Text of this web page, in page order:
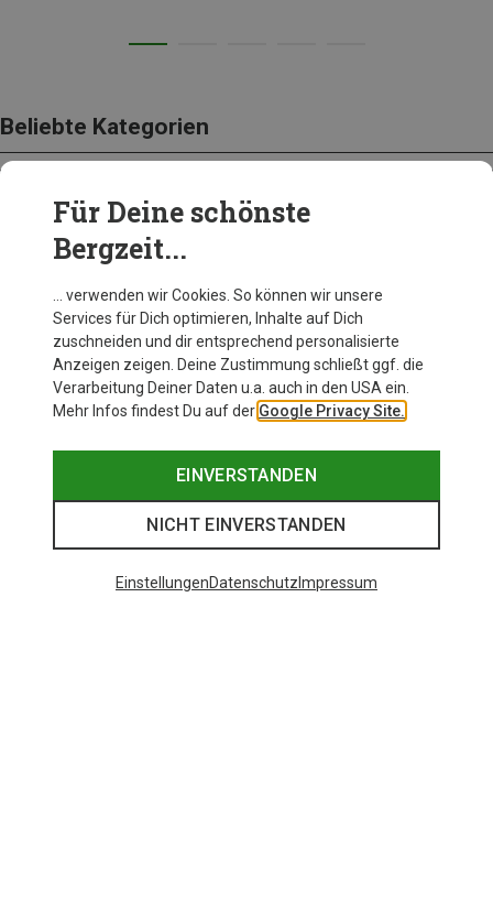
Beliebte Kategorien
BEKLEIDUNG
Für Deine schönste
Bergzeit...
… verwenden wir Cookies. So können wir unsere
Services für Dich optimieren, Inhalte auf Dich
zuschneiden und dir entsprechend personalisierte
Anzeigen zeigen. Deine Zustimmung schließt ggf. die
Verarbeitung Deiner Daten u.a. auch in den USA ein.
Mehr Infos findest Du auf der Google Privacy Site.
EINVERSTANDEN
NICHT EINVERSTANDEN
EinstellungenDatenschutz Impressum